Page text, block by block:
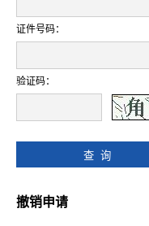
证件号码：
验证码：
撤销申请